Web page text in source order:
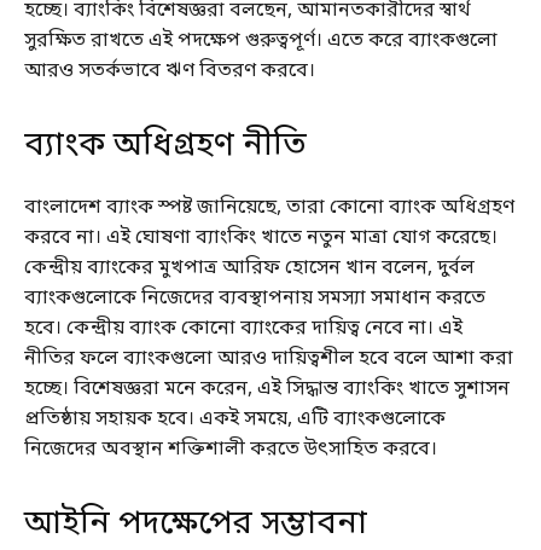
হচ্ছে। ব্যাংকিং বিশেষজ্ঞরা বলছেন, আমানতকারীদের স্বার্থ
সুরক্ষিত রাখতে এই পদক্ষেপ গুরুত্বপূর্ণ। এতে করে ব্যাংকগুলো
আরও সতর্কভাবে ঋণ বিতরণ করবে।
ব্যাংক অধিগ্রহণ নীতি
বাংলাদেশ ব্যাংক স্পষ্ট জানিয়েছে, তারা কোনো ব্যাংক অধিগ্রহণ
করবে না। এই ঘোষণা ব্যাংকিং খাতে নতুন মাত্রা যোগ করেছে।
কেন্দ্রীয় ব্যাংকের মুখপাত্র আরিফ হোসেন খান বলেন, দুর্বল
ব্যাংকগুলোকে নিজেদের ব্যবস্থাপনায় সমস্যা সমাধান করতে
হবে। কেন্দ্রীয় ব্যাংক কোনো ব্যাংকের দায়িত্ব নেবে না। এই
নীতির ফলে ব্যাংকগুলো আরও দায়িত্বশীল হবে বলে আশা করা
হচ্ছে। বিশেষজ্ঞরা মনে করেন, এই সিদ্ধান্ত ব্যাংকিং খাতে সুশাসন
প্রতিষ্ঠায় সহায়ক হবে। একই সময়ে, এটি ব্যাংকগুলোকে
নিজেদের অবস্থান শক্তিশালী করতে উৎসাহিত করবে।
আইনি পদক্ষেপের সম্ভাবনা